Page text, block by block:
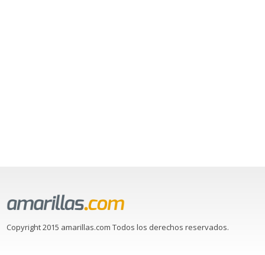
Copyright 2015 amarillas.com Todos los derechos reservados.